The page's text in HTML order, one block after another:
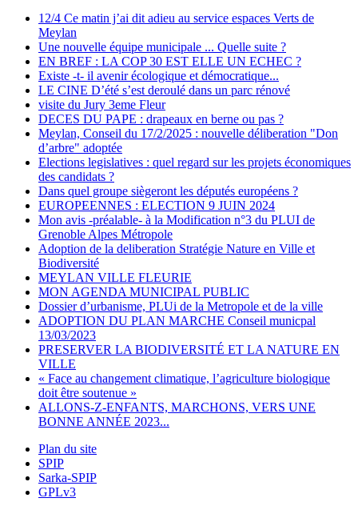
12/4 Ce matin j’ai dit adieu au service espaces Verts de
Meylan
Une nouvelle équipe municipale ... Quelle suite ?
EN BREF : LA COP 30 EST ELLE UN ECHEC ?
Existe -t- il avenir écologique et démocratique...
LE CINE D’été s’est deroulé dans un parc rénové
visite du Jury 3eme Fleur
DECES DU PAPE : drapeaux en berne ou pas ?
Meylan, Conseil du 17/2/2025 : nouvelle déliberation "Don
d’arbre" adoptée
Elections legislatives : quel regard sur les projets économiques
des candidats ?
Dans quel groupe siègeront les députés européens ?
EUROPEENNES : ELECTION 9 JUIN 2024
Mon avis -préalable- à la Modification n°3 du PLUI de
Grenoble Alpes Métropole
Adoption de la deliberation Stratégie Nature en Ville et
Biodiversité
MEYLAN VILLE FLEURIE
MON AGENDA MUNICIPAL PUBLIC
Dossier d’urbanisme, PLUi de la Metropole et de la ville
ADOPTION DU PLAN MARCHE Conseil municpal
13/03/2023
PRESERVER LA BIODIVERSITÉ ET LA NATURE EN
VILLE
« Face au changement climatique, l’agriculture biologique
doit être soutenue »
ALLONS-Z-ENFANTS, MARCHONS, VERS UNE
BONNE ANNÉE 2023...
Plan du site
SPIP
Sarka-SPIP
GPLv3